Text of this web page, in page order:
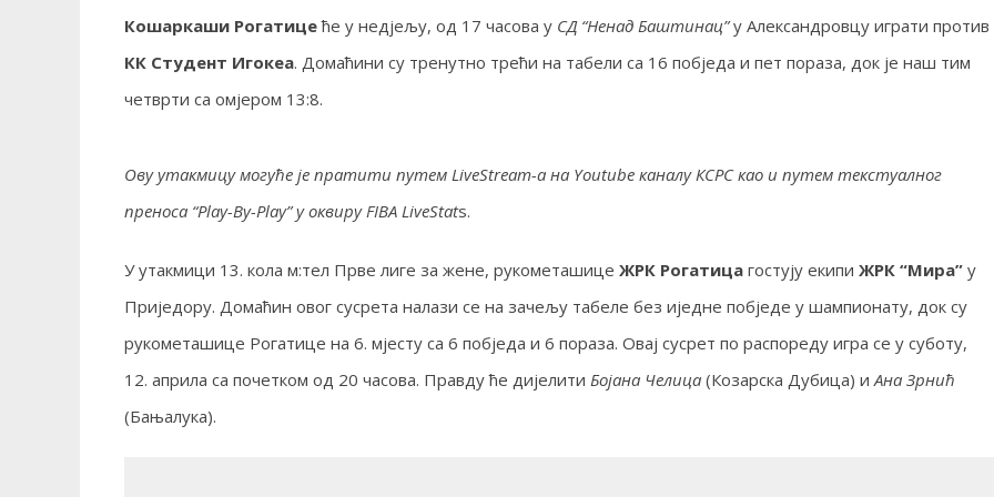
Кошаркаши Рогатицеће у недјељу, од 17 часова у СД “Ненад Баштинац”у Александровцу играти против
КК Студент Игокеа. Домаћини су тренутно трећи на табели са 16 побједа и пет пораза, док је наш тим
четврти са омјером 13:8.
Ову утакмицу могуће je пратити путем LiveStream-a на Youtube каналу КСРС као и путем текстуалног
преноса “Play-By-Play” у оквиру FIBA LiveStats.
У утакмици 13. кола м:тел Прве лиге за жене, рукометашице ЖРК Рогатица гостују екипи ЖРК “Мира” у
Приједору. Домаћин овог сусрета налази се на зачељу табеле без иједне побједе у шампионату, док су
рукометашице Рогатице на 6. мјесту са 6 побједа и 6 пораза. Овај сусрет по распореду игра се у суботу,
12. априла са почетком од 20 часова. Правду ће дијелити Бојана Челица (Козарска Дубица) и Ана Зрнић
(Бањалука).